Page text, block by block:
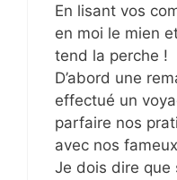
En lisant vos
en moi le mien
tend la perche !
D’abord une
effectué un
parfaire nos
avec nos
Je dois dire que